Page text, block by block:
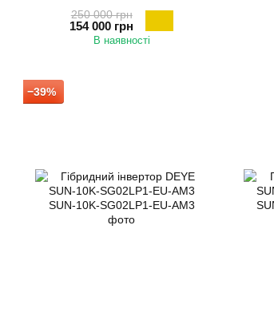
250 000 грн
154 000 грн
В наявності
−39%